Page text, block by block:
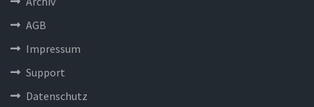
AGB
Impressum
Support
Datenschutz